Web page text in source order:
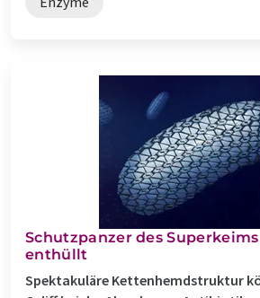
Schutzpanzer des
enthüllt
Spektakuläre Kettenhemdstruktur